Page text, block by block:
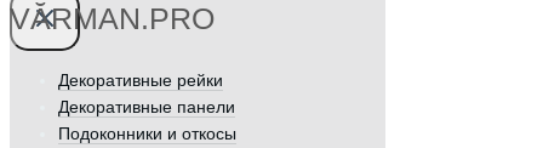
VӐRMAN.PRO
Декоративные рейки
Декоративные панели
Подоконники и откосы